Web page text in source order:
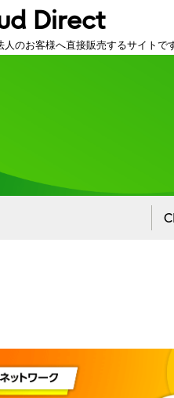
Direct
のお客様へ直接販売するサイトです